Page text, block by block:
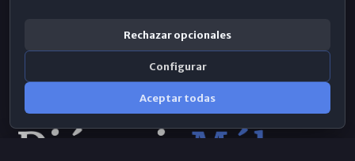
Rechazar opcionales
Configurar
Aceptar todas